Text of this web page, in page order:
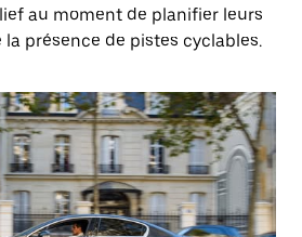
au moment de planifier leurs
présence de pistes cyclables.